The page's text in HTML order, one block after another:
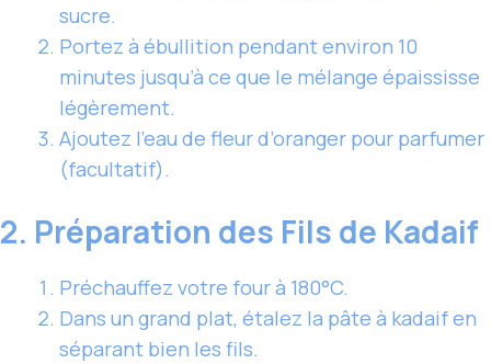
sucre.
Portez à ébullition pendant environ 10
minutes jusqu’à ce que le mélange épaississe
légèrement.
Ajoutez l’eau de fleur d’oranger pour parfumer
(facultatif).
2. Préparation des Fils de Kadaif
Préchauffez votre four à 180°C.
Dans un grand plat, étalez la pâte à kadaif en
séparant bien les fils.